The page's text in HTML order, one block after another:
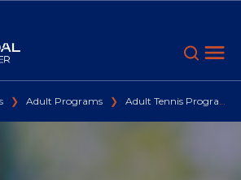
❯ Adult Programs ❯ Adult Tennis Programs